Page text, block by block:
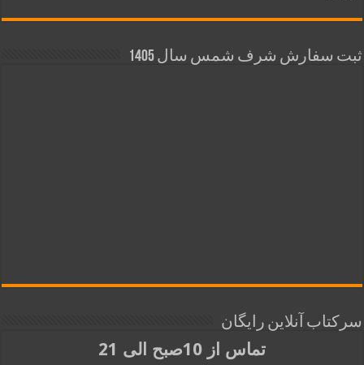
ثبت سفارش شرف شمس سال 1405
سرکتاب آنلاین رایگان
تماس از 10صبح الی 21